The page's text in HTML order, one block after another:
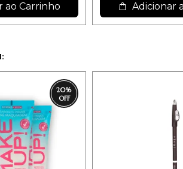
ao Carrinho Adicionar
20%